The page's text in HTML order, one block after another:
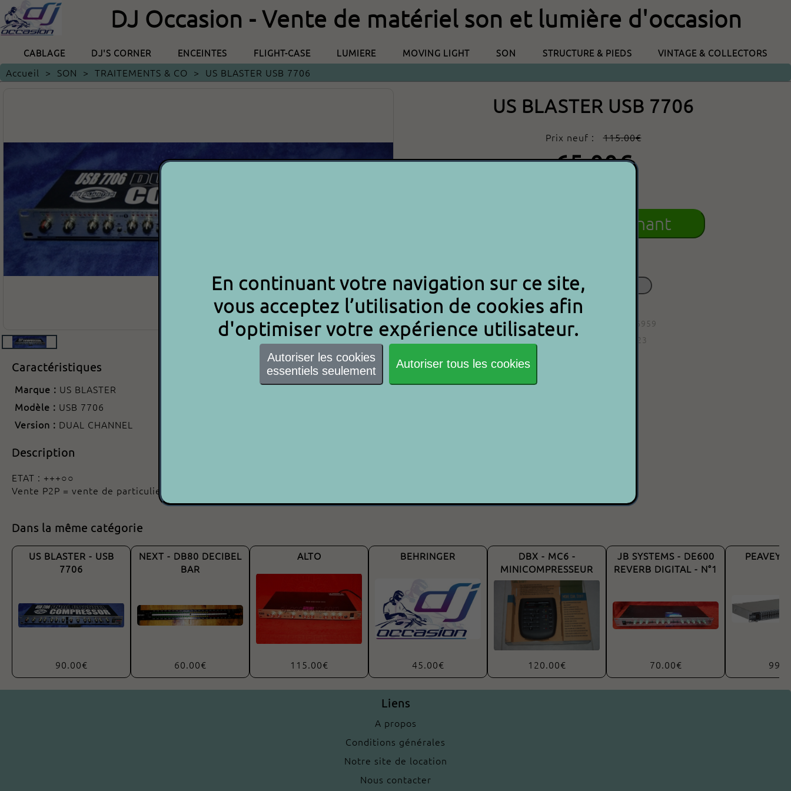
DJ Occasion - Vente de matériel son et lumière d'occasion
CABLAGE DJ'S CORNER ENCEINTES FLIGHT-CASE LUMIERE MOVING LIGHT SON STRUCTURE & PIEDS VINTAGE & COLLECTORS
Accueil > SON > TRAITEMENTS & CO > US BLASTER USB 7706
US BLASTER USB 7706
Prix neuf : 115.00€
65.00€
Acheter maintenant
Contactez-nous
Code article : 9000000006959
Date d'ajout : 06/06/2023
Description
ETAT : +++○○
Vente P2P = vente de particulier à particulier
Caractéristiques
Marque : US BLASTER
Modèle : USB 7706
Version : DUAL CHANNEL
Dans la même catégorie
US BLASTER - USB
7706
90.00€
NEXT - DB80 DECIBEL
BAR
60.00€
ALTO
115.00€
BEHRINGER
45.00€
DBX - MC6 -
MINICOMPRESSEUR
120.00€
JB SYSTEMS - DE600
REVERB DIGITAL - N°1
70.00€
PEAVEY
En continuant votre navigation sur ce site,
vous acceptez l’utilisation de cookies afin
d'optimiser votre expérience utilisateur.
Autoriser les cookies
essentiels seulement
Autoriser tous les cookies
Liens
A propos
Conditions générales
Notre site de location
Nous contacter